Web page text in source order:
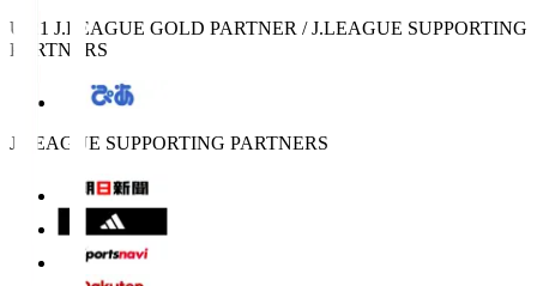
U-21 J.LEAGUE GOLD PARTNER / J.LEAGUE SUPPORTING
PARTNERS
J.LEAGUE SUPPORTING PARTNERS